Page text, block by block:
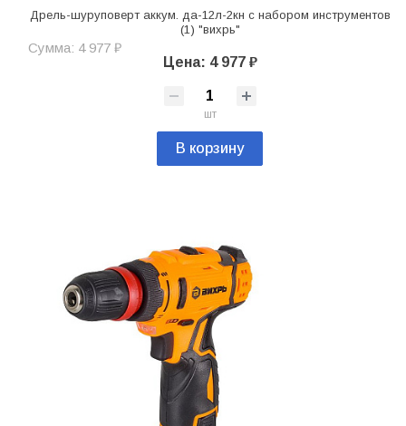
Дрель-шуруповерт аккум. да-12л-2кн с набором инструментов
(1) "вихрь"
Сумма: 4 977 ₽
Цена: 4 977 ₽
шт
В корзину